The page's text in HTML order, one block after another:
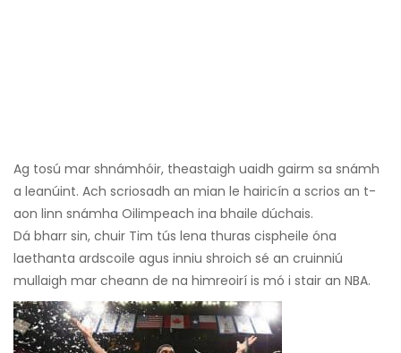
Ag tosú mar shnámhóir, theastaigh uaidh gairm sa snámh
a leanúint. Ach scriosadh an mian le hairicín a scrios an t-
aon linn snámha Oilimpeach ina bhaile dúchais.
Dá bharr sin, chuir Tim tús lena thuras cispheile óna
laethanta ardscoile agus inniu shroich sé an cruinniú
mullaigh mar cheann de na himreoirí is mó i stair an NBA.